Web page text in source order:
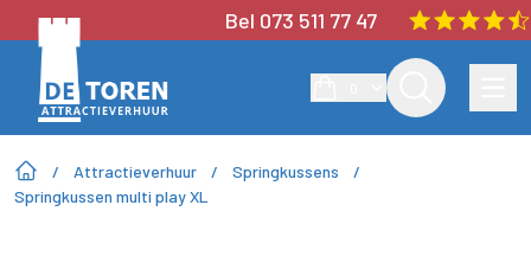
Bel 073 511 77 47
/ Attractieverhuur / Springkussens
/
Springkussen multi play XL